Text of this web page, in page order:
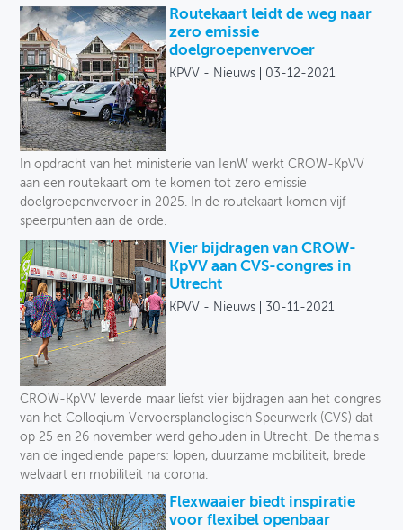
Routekaart leidt de weg naar
zero emissie
doelgroepenvervoer
KPVV - Nieuws 03-12-2021
In opdracht van het ministerie van IenW werkt CROW-KpVV
aan een routekaart om te komen tot zero emissie
doelgroepenvervoer in 2025. In de routekaart komen vijf
speerpunten aan de orde.
Vier bijdragen van CROW-
KpVV aan CVS-congres in
Utrecht
KPVV - Nieuws 30-11-2021
CROW-KpVV leverde maar liefst vier bijdragen aan het congres
van het Colloqium Vervoersplanologisch Speurwerk (CVS) dat
op 25 en 26 november werd gehouden in Utrecht. De thema's
van de ingediende papers: lopen, duurzame mobiliteit, brede
welvaart en mobiliteit na corona.
Flexwaaier biedt inspiratie
voor flexibel openbaar